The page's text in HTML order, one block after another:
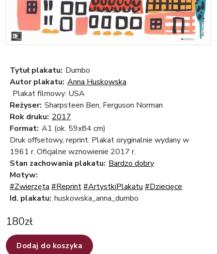
Tytuł plakatu: Dumbo
Autor plakatu: Anna Huskowska
Plakat filmowy: USA
Reżyser: Sharpsteen Ben, Ferguson Norman
Rok druku: 2017
Format: A1 (ok. 59x84 cm)
Druk offsetowy, reprint. Plakat oryginalnie wydany w
1961 r. Oficjalne wznowienie 2017 r.
Stan zachowania plakatu: Bardzo dobry
Motyw:
#Zwierzęta #Reprint#ArtystkiPlakatu #Dziecięce
Id. plakatu: huskowska_anna_dumbo
180zł
Dodaj do koszyka